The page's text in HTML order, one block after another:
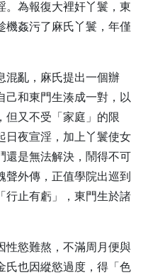
。為報復大裡奸丫鬟，東
機姦污了麻氏丫鬟，年僅
混亂，麻氏提出一個辦
己和東門生湊成一對，以
但又不受「家庭」的限
日夜宣淫，加上丫鬟使女
還是無法解決，鬧得不可
聲外傳，正值學院出巡到
行止有虧」，東門生於諸
性慾難熬，不滿周月便與
氏也因縱慾過度，得「色